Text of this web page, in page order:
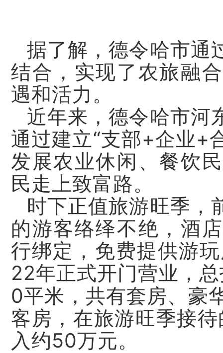
据了解，德令哈市通
结合，实现了农旅融
遇和活力。
近年来，德令哈市河
通过建立“支部+企业+
发展农业休闲、餐饮
民走上致富路。
时下正值旅游旺季，
的游客络绎不绝，酒
行绑定，免费提供游
22年正式开门营业，
0平米 ，共有套房、豪
客房，在旅游旺季接
入约50万元。